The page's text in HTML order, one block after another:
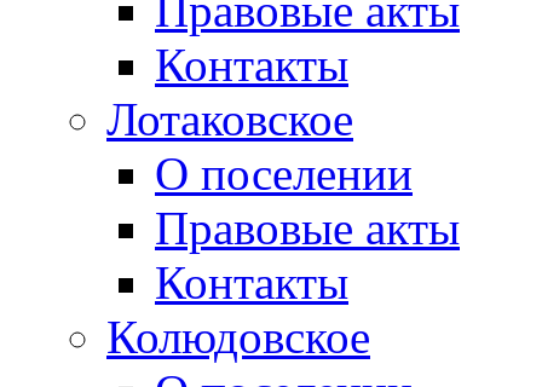
Контакты
Лотаковское
О поселении
Правовые акты
Контакты
Колюдовское